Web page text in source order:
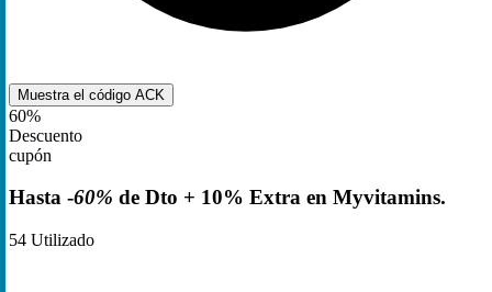
Muestra el código ACK
60%
Descuento
cupón
Hasta -60% de Dto + 10% Extra en Myvitamins.
54 Utilizado